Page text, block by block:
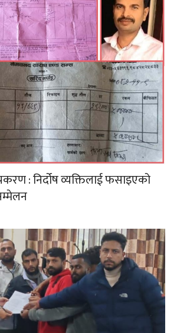
: निर्दोष व्यक्तिलाई फसाइएको